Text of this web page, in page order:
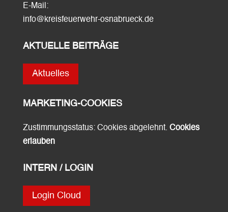
E-Mail:
info@kreisfeuerwehr-osnabrueck.de
AKTUELLE BEITRÄGE
Aktuelles
MARKETING-COOKIES
Zustimmungsstatus: Cookies abgelehnt. Cookies
erlauben
INTERN / LOGIN
Login Cloud